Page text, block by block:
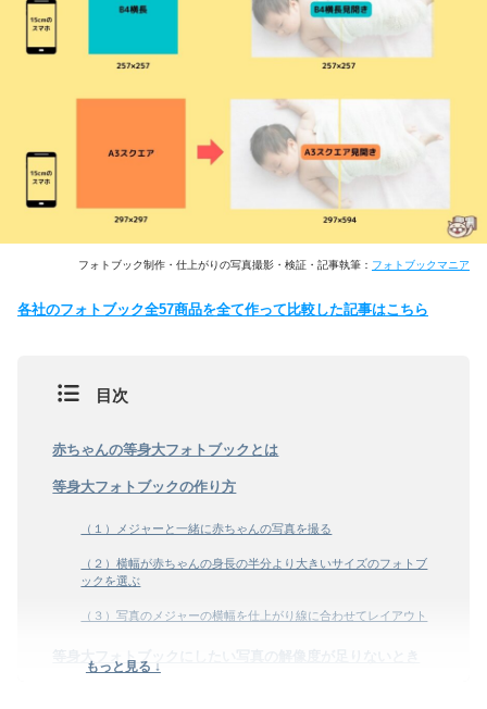
フォトブック制作・仕上がりの写真撮影・検証・記事執筆： フォトブックマニア
各社のフォトブック全57商品を全て作って比較した記事はこちら
目次
赤ちゃんの等身大フォトブックとは
等身大フォトブックの作り方
（１）メジャーと一緒に赤ちゃんの写真を撮る
（２）横幅が赤ちゃんの身長の半分より大きいサイズのフォトブ
ックを選ぶ
（３）写真のメジャーの横幅を仕上がり線に合わせてレイアウト
もっと見る ↓